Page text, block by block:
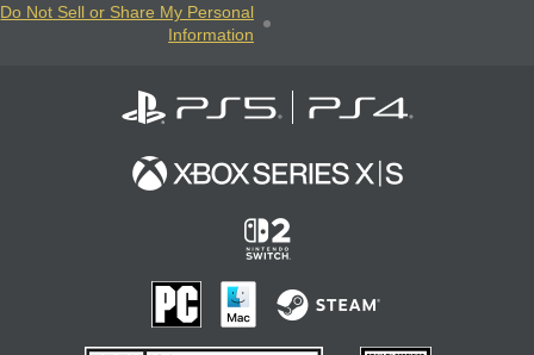
Do Not Sell or Share My Personal
Information